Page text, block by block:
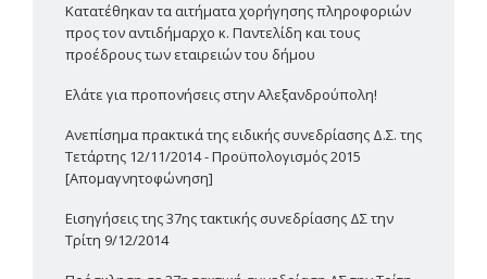
Κατατέθηκαν τα αιτήματα χορήγησης πληροφοριών
προς τον αντιδήμαρχο κ. Παντελίδη και τους
προέδρους των εταιρειών του δήμου
Ελάτε για προπονήσεις στην Αλεξανδρούπολη!
Ανεπίσημα πρακτικά της ειδικής συνεδρίασης Δ.Σ. της
Τετάρτης 12/11/2014 - Προϋπολογισμός 2015
[Απομαγνητοφώνηση]
Εισηγήσεις της 37ης τακτικής συνεδρίασης ΔΣ την
Τρίτη 9/12/2014